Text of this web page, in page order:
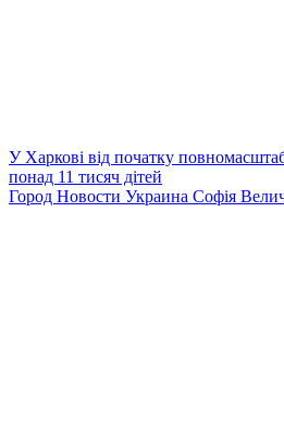
У Харкові від початку
понад 11 тисяч дітей
Город Новости Украина Софія